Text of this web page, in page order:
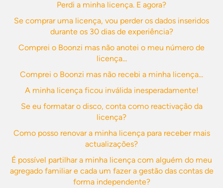
Perdi a minha licença. E agora?
Se comprar uma licença, vou perder os dados inseridos
durante os 30 dias de experiência?
Comprei o Boonzi mas não anotei o meu número de
licença...
Comprei o Boonzi mas não recebi a minha licença...
A minha licença ficou inválida inesperadamente!
Se eu formatar o disco, conta como reactivação da
licença?
Como posso renovar a minha licença para receber mais
actualizações?
É possível partilhar a minha licença com alguém do meu
agregado familiar e cada um fazer a gestão das contas de
forma independente?